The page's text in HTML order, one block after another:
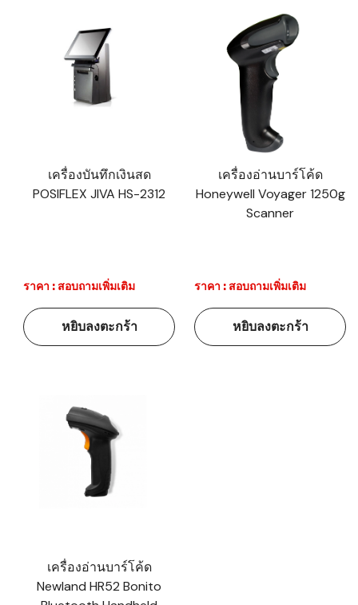
เครื่องบันทึกเงินสด
POSIFLEX JIVA HS-2312
ราคา : สอบถามเพิ่มเติม
หยิบลงตะกร้า
เครื่องอ่านบาร์โค้ด
Honeywell Voyager 1250g
Scanner
ราคา : สอบถามเพิ่มเติม
หยิบลงตะกร้า
เครื่องอ่านบาร์โค้ด
Newland HR52 Bonito